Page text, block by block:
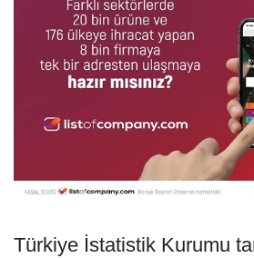
Türkiye İstatistik Kurumu